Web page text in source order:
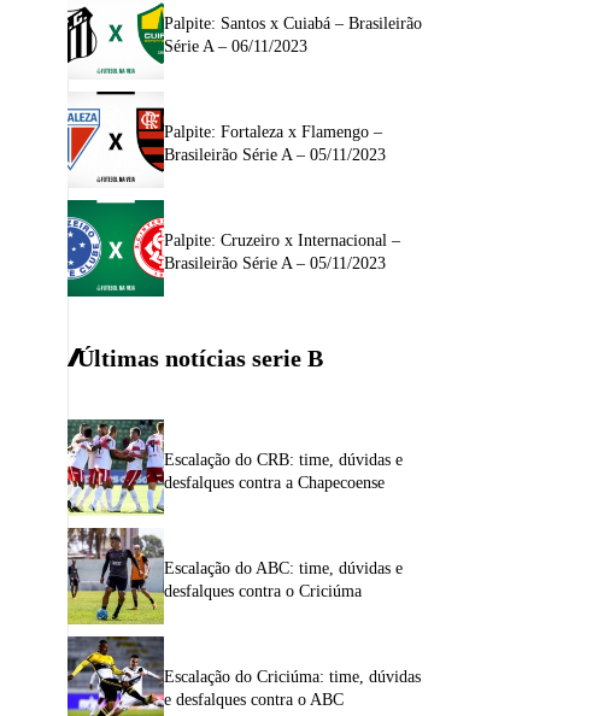
Palpite: Santos x Cuiabá – Brasileirão
Série A – 06/11/2023
Palpite: Fortaleza x Flamengo –
Brasileirão Série A – 05/11/2023
Palpite: Cruzeiro x Internacional –
Brasileirão Série A – 05/11/2023
Últimas notícias serie B
Escalação do CRB: time, dúvidas e
desfalques contra a Chapecoense
Escalação do ABC: time, dúvidas e
desfalques contra o Criciúma
Escalação do Criciúma: time, dúvidas
e desfalques contra o ABC